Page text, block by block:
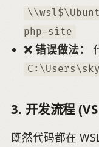
php-site
❌ 错误做法：
3. 开发流程
既然代码都在